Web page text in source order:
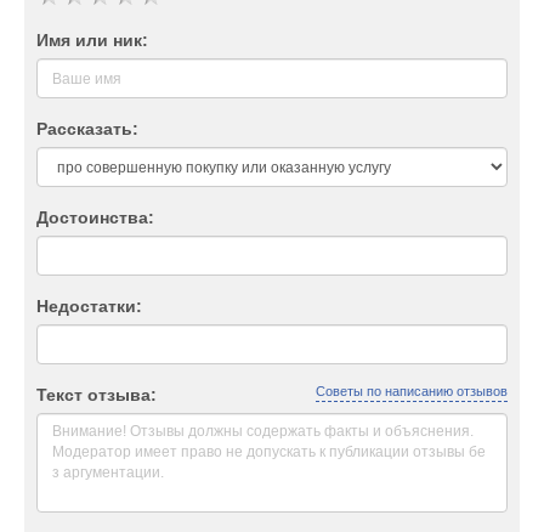
Имя или ник:
Рассказать:
Достоинства:
Недостатки:
Текст отзыва: Советы по написанию отзывов